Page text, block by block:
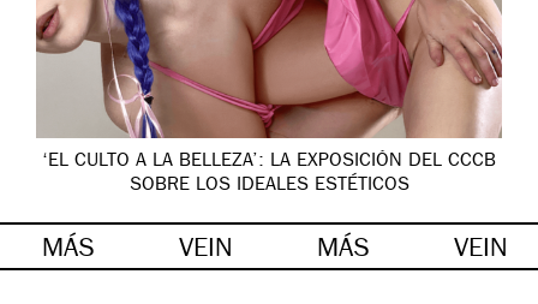
‘EL CULTO A LA BELLEZA’: LA EXPOSICIÓN DEL CCCB
SOBRE LOS IDEALES ESTÉTICOS
MÁS VEIN MÁS VEIN